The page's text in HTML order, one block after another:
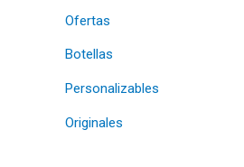
Ofertas
Botellas
Personalizables
Originales